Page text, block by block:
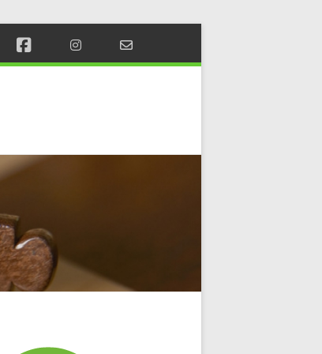
Münchener
Schach